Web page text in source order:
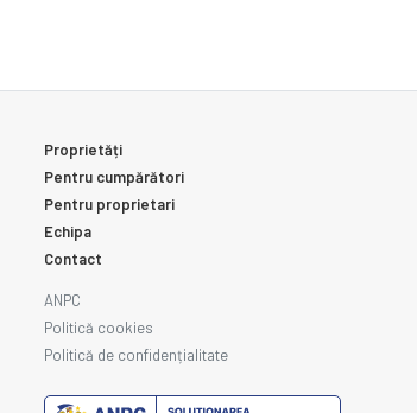
Proprietăți
Pentru cumpărători
Pentru proprietari
Echipa
Contact
ANPC
Politică cookies
Politică de confidențialitate